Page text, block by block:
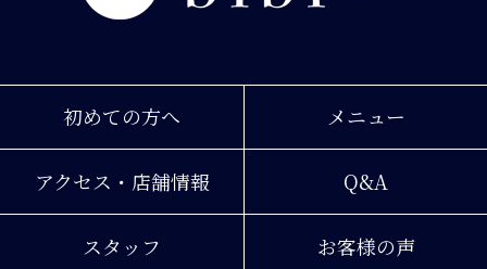
初めての方へ メニュー
アクセス・店舗情報 Q&A
スタッフ お客様の声